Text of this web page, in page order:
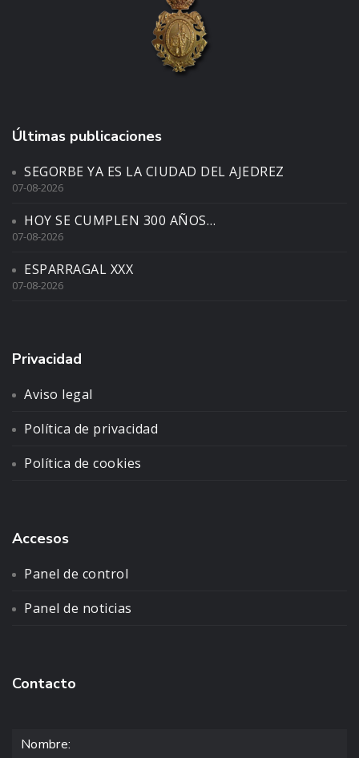
Últimas publicaciones
SEGORBE YA ES LA CIUDAD DEL AJEDREZ
07-08-2026
HOY SE CUMPLEN 300 AÑOS…
07-08-2026
ESPARRAGAL XXX
07-08-2026
Privacidad
Aviso legal
Política de privacidad
Política de cookies
Accesos
Panel de control
Panel de noticias
Contacto